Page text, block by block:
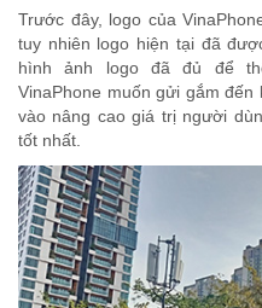
Trước đây, logo của
tuy nhiên logo hiện tại đã
hình ảnh logo đã đủ để
VinaPhone muốn gửi gắm
vào nâng cao giá trị người
tốt nhất.